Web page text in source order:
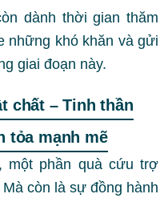
dành thời gian thăm
những khó khăn và gửi
giai đoạn này.
chất – Tinh thần
tỏa mạnh mẽ
một phần quà cứu trợ
còn là sự đồng hành